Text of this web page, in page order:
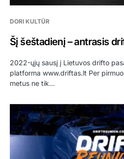
DORI KULTÜR
Šį šeštadienį – antrasis
2022-ųjų sausį į Lietuvos drifto
platforma www.driftas.lt Per
metus ne tik…